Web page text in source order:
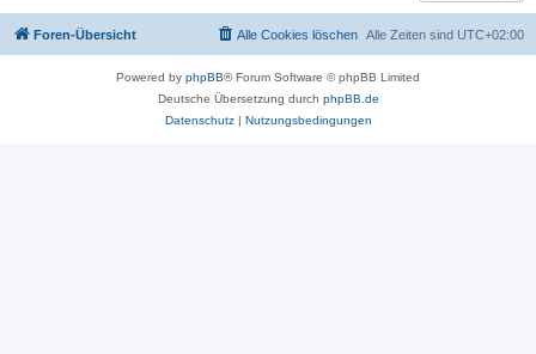
Foren-Übersicht Alle Zeiten sind UTC+02:00
Alle Cookies löschen
Powered by phpBB® Forum Software © phpBB Limited
Deutsche Übersetzung durch phpBB.de
Datenschutz| Nutzungsbedingungen